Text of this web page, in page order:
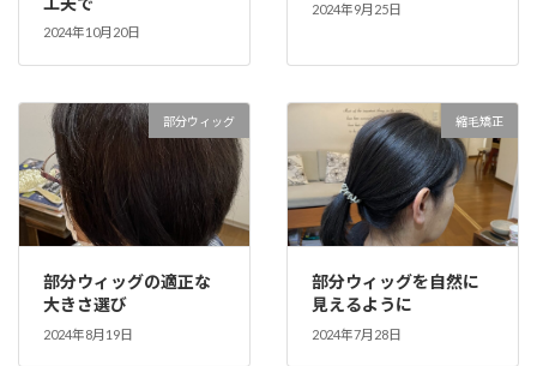
2024年10月20日
2024年9月25日
部分ウィッグ
部分ウィッグの適正な
大きさ選び
2024年8月19日
縮毛矯正
部分ウィッグを自然に
見えるように
2024年7月28日